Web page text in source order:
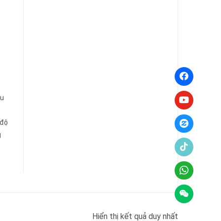
Hiển thị kết quả duy nhất